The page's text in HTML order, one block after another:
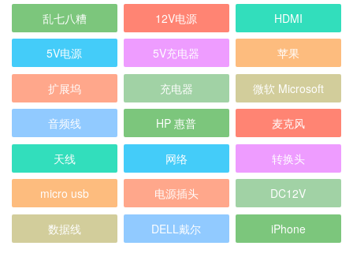
乱七八糟 12V电源 HDMI
5V电源 5V充电器 苹果
扩展坞 充电器 微软 Microsoft
音频线 HP 惠普 麦克风
天线 网络 转换头
micro usb 电源插头 DC12V
数据线 DELL戴尔 iPhone